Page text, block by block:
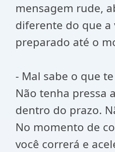
mensagem rude,
diferente do que a
preparado até o
- Mal sabe o que
Não tenha pressa
dentro do prazo.
No momento de
você correrá e